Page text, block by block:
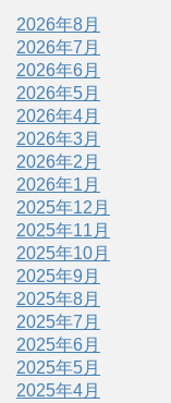
2026年8月
2026年7月
2026年6月
2026年5月
2026年4月
2026年3月
2026年2月
2026年1月
2025年12月
2025年11月
2025年10月
2025年9月
2025年8月
2025年7月
2025年6月
2025年5月
2025年4月